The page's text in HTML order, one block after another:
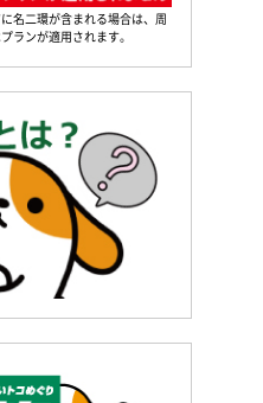
名二環が含まれる場合は、周
ランが適用されます。